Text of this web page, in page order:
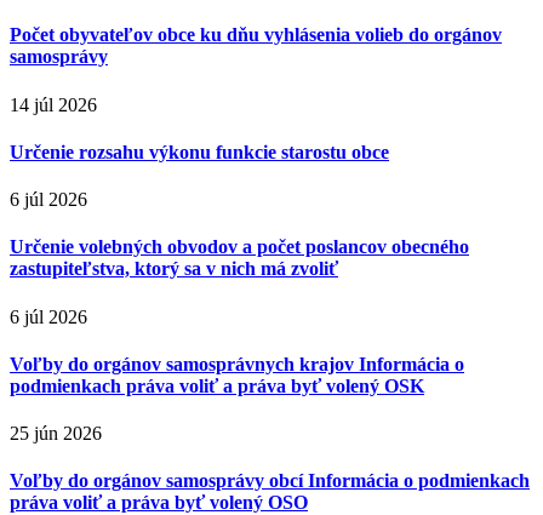
Počet obyvateľov obce ku dňu vyhlásenia volieb do orgánov
samosprávy
14 júl 2026
Určenie rozsahu výkonu funkcie starostu obce
6 júl 2026
Určenie volebných obvodov a počet poslancov obecného
zastupiteľstva, ktorý sa v nich má zvoliť
6 júl 2026
Voľby do orgánov samosprávnych krajov Informácia o
podmienkach práva voliť a práva byť volený OSK
25 jún 2026
Voľby do orgánov samosprávy obcí Informácia o podmienkach
práva voliť a práva byť volený OSO